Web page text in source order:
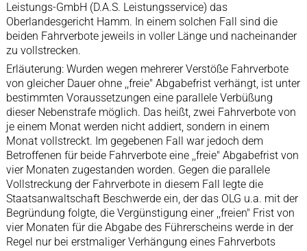
Leistungs-GmbH (D.A.S. Leistungsservice) das
Oberlandesgericht Hamm. In einem solchen Fall sind die
beiden Fahrverbote jeweils in voller Länge und nacheinander
zu vollstrecken.
Erläuterung: Wurden wegen mehrerer Verstöße Fahrverbote
von gleicher Dauer ohne ,,freie" Abgabefrist verhängt, ist unter
bestimmten Voraussetzungen eine parallele Verbüßung
dieser Nebenstrafe möglich. Das heißt, zwei Fahrverbote von
je einem Monat werden nicht addiert, sondern in einem
Monat vollstreckt. Im gegebenen Fall war jedoch dem
Betroffenen für beide Fahrverbote eine ,,freie" Abgabefrist von
vier Monaten zugestanden worden. Gegen die parallele
Vollstreckung der Fahrverbote in diesem Fall legte die
Staatsanwaltschaft Beschwerde ein, der das OLG u.a. mit der
Begründung folgte, die Vergünstigung einer ,,freien" Frist von
vier Monaten für die Abgabe des Führerscheins werde in der
Regel nur bei erstmaliger Verhängung eines Fahrverbots